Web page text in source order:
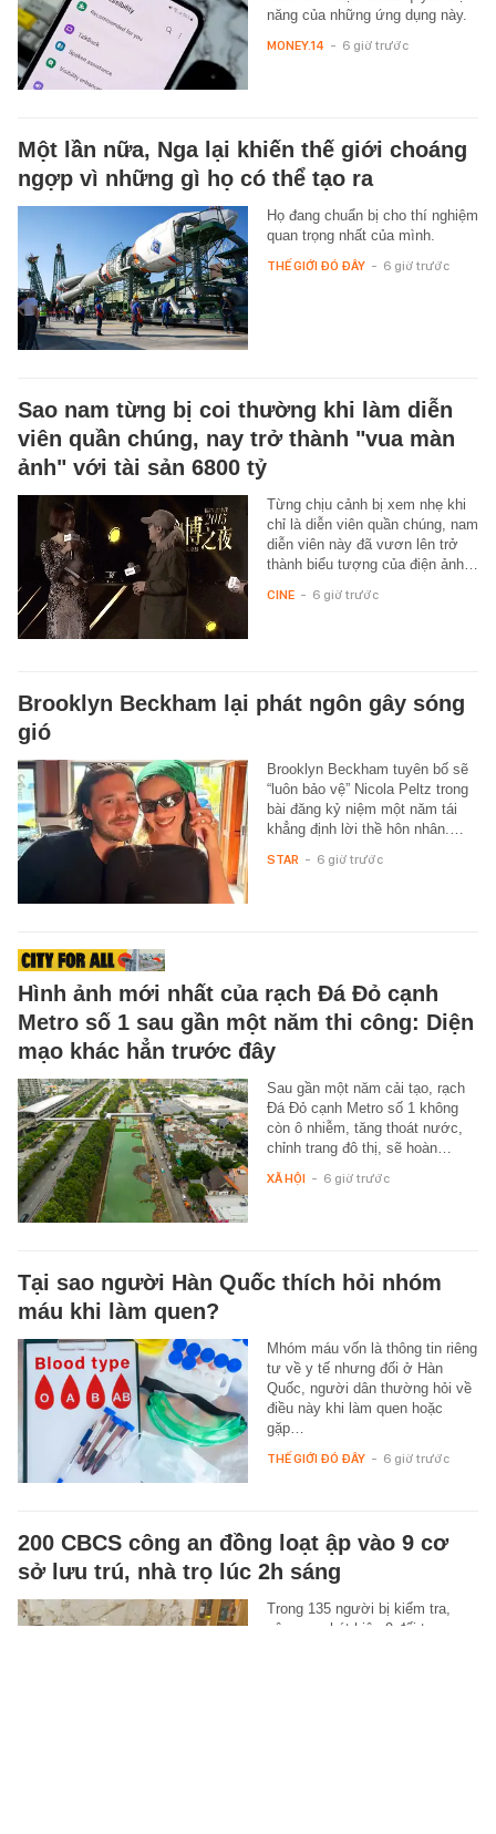
năng của những ứng dụng này.
MONEY.14 - 6 giờ trước
Một lần nữa, Nga lại khiến thế giới choáng
ngợp vì những gì họ có thể tạo ra
Họ đang chuẩn bị cho thí nghiệm
quan trọng nhất của mình.
THẾ GIỚI ĐÓ ĐÂY - 6 giờ trước
Sao nam từng bị coi thường khi làm diễn
viên quần chúng, nay trở thành "vua màn
ảnh" với tài sản 6800 tỷ
Từng chịu cảnh bị xem nhẹ khi
chỉ là diễn viên quần chúng, nam
diễn viên này đã vươn lên trở
thành biểu tượng của điện ảnh…
CINE - 6 giờ trước
Brooklyn Beckham lại phát ngôn gây sóng
gió
Brooklyn Beckham tuyên bố sẽ
“luôn bảo vệ” Nicola Peltz trong
bài đăng kỷ niệm một năm tái
khẳng định lời thề hôn nhân.…
STAR - 6 giờ trước
Hình ảnh mới nhất của rạch Đá Đỏ cạnh
Metro số 1 sau gần một năm thi công: Diện
mạo khác hẳn trước đây
Sau gần một năm cải tạo, rạch
Đá Đỏ cạnh Metro số 1 không
còn ô nhiễm, tăng thoát nước,
chỉnh trang đô thị, sẽ hoàn…
XÃ HỘI - 6 giờ trước
Tại sao người Hàn Quốc thích hỏi nhóm
máu khi làm quen?
Mhóm máu vốn là thông tin riêng
tư về y tế nhưng đối ở Hàn
Quốc, người dân thường hỏi về
điều này khi làm quen hoặc
gặp…
THẾ GIỚI ĐÓ ĐÂY - 6 giờ trước
200 CBCS công an đồng loạt ập vào 9 cơ
sở lưu trú, nhà trọ lúc 2h sáng
Trong 135 người bị kiểm tra,
công an phát hiện 9 đối tượng